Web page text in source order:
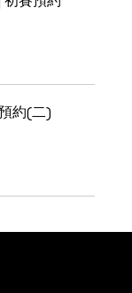
約(二)